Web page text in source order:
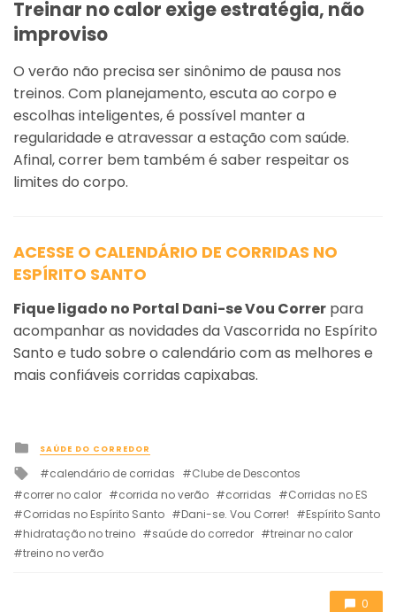
Treinar no calor exige estratégia, não
improviso
O verão não precisa ser sinônimo de pausa nos
treinos. Com planejamento, escuta ao corpo e
escolhas inteligentes, é possível manter a
regularidade e atravessar a estação com saúde.
Afinal, correr bem também é saber respeitar os
limites do corpo.
ACESSE O CALENDÁRIO DE CORRIDAS NO
ESPÍRITO SANTO
Fique ligado no Portal Dani-se Vou Correr para
acompanhar as novidades da Vascorrida no Espírito
Santo e tudo sobre o calendário com as melhores e
mais confiáveis corridas capixabas.
Posted
in
SAÚDE DO CORREDOR
Tagged
calendário de corridas
Clube de Descontos
correr no calor
corrida no verão corridas
Corridas no ES
Corridas no Espírito Santo
Dani-se. Vou Correr!
Espírito Santo
hidratação no treino
saúde do corredor
treinar no calor
treino no verão
0